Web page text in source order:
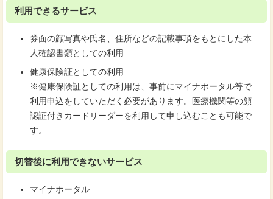
利用できるサービス
券面の顔写真や氏名、住所などの記載事項をもとにした本
人確認書類としての利用
健康保険証としての利用
※健康保険証としての利用は、事前にマイナポータル等で
利用申込をしていただく必要があります。医療機関等の顔
認証付きカードリーダーを利用して申し込むことも可能で
す。
切替後に利用できないサービス
マイナポータル